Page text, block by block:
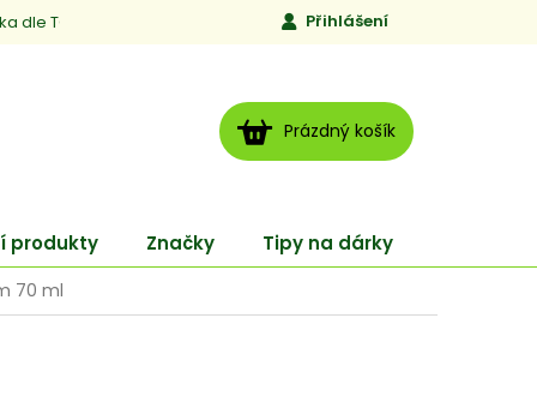
dle TCM Jen to, čemu věříme
Přihlášení
NÁKUPNÍ
KOŠÍK
Prázdný košík
produkty Značky Tipy na dárky
70 ml